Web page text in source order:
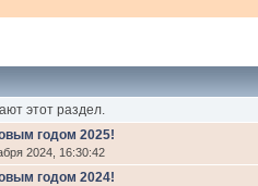
этот раздел.
годом 2025!
2024, 16:30:42
годом 2024!